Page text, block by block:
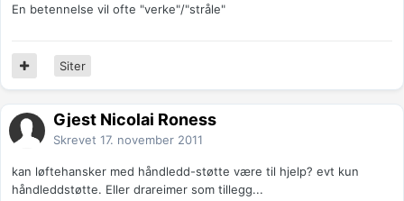
En betennelse vil ofte "verke"/"stråle"
Siter
Gjest Nicolai Roness
Skrevet 17. november 2011
kan løftehansker med håndledd-støtte være til hjelp? evt kun
håndleddstøtte. Eller drareimer som tillegg...